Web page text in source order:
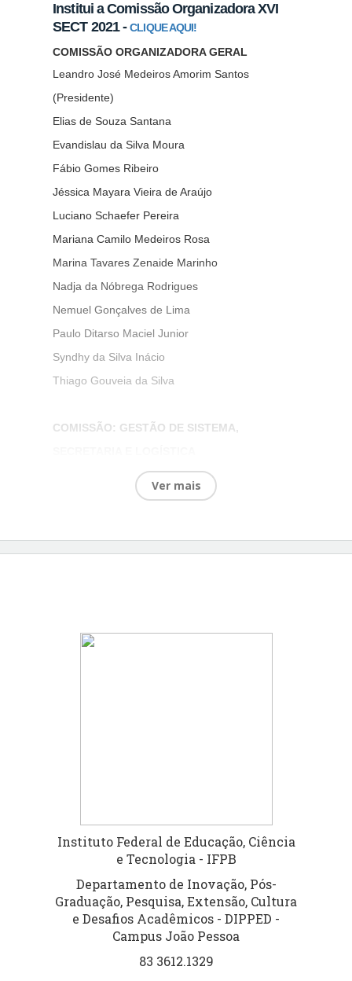
Institui a Comissão Organizadora XVI
SECT 2021 -CLIQUE AQUI!
COMISSÃO ORGANIZADORA GERAL
Leandro José Medeiros Amorim Santos
(Presidente)
Elias de Souza Santana
Evandislau da Silva Moura
Fábio Gomes Ribeiro
Jéssica Mayara Vieira de Araújo
Luciano Schaefer Pereira
Mariana Camilo Medeiros Rosa
Marina Tavares Zenaide Marinho
Nadja da Nóbrega Rodrigues
Nemuel Gonçalves de Lima
Paulo Ditarso Maciel Junior
Syndhy da Silva Inácio
Thiago Gouveia da Silva
COMISSÃO: GESTÃO DE SISTEMA,
Elias de Souza Santana (Presidente)
Clarineide Batista da Silva Lucena
VOLUNTARIADO
Marcela Fernandes Sarmento (Presidente)
Álefe Daniel da Silva Cosendey
Cácio Leandro dos Santos Cavalcante
Elias de Souza Santana
Letícia Marinho Amaral
Ver mais
Instituto Federal de Educação, Ciência
e Tecnologia - IFPB
Departamento de Inovação, Pós-
Graduação, Pesquisa, Extensão, Cultura
e Desafios Acadêmicos - DIPPED -
Campus João Pessoa
83 3612.1329